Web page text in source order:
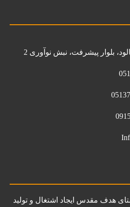
بلوار پیشرفت، نبش نوآوری 2
هدف مقدس ایجاد اشتغال و تولید